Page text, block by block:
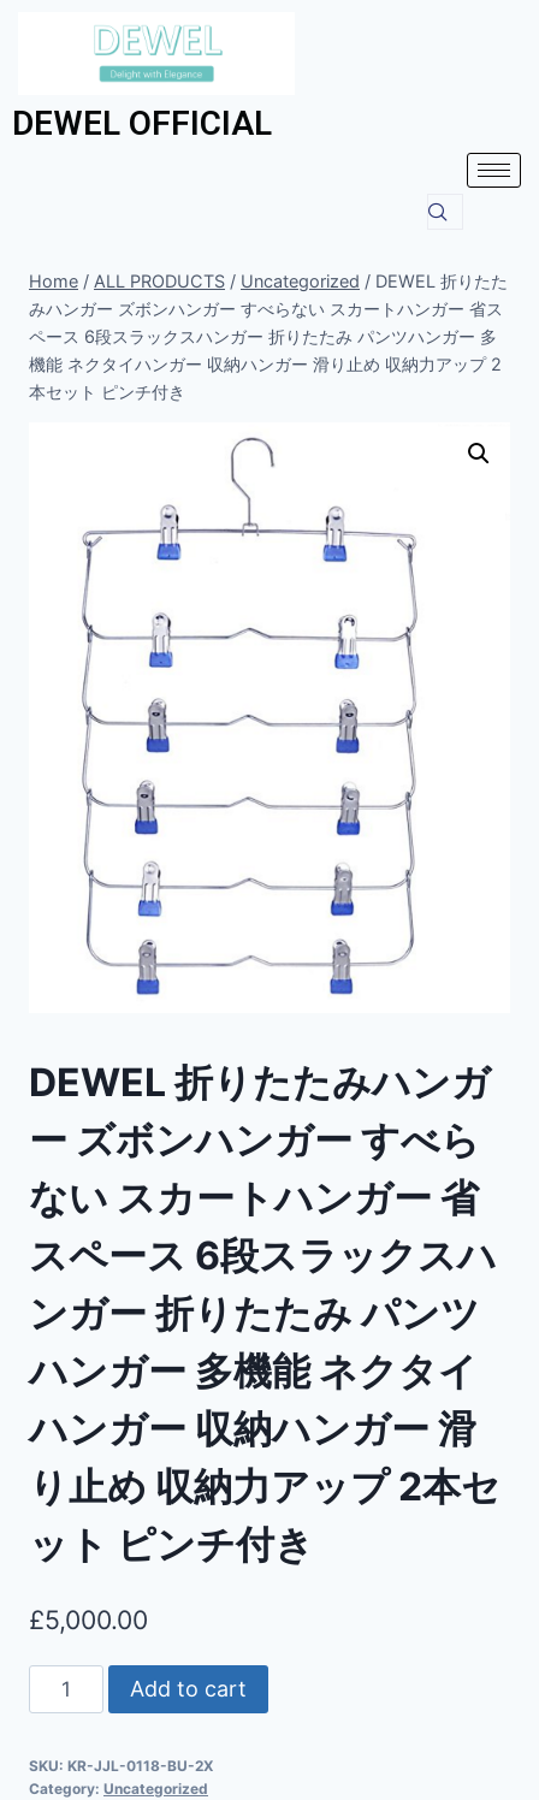
DEWEL OFFICIAL
Home / ALL PRODUCTS / Uncategorized / DEWEL 折りたた
みハンガー ズボンハンガー すべらない スカートハンガー 省ス
ペース 6段スラックスハンガー 折りたたみ パンツハンガー 多
機能 ネクタイハンガー 収納ハンガー 滑り止め 収納力アップ 2
本セット ピンチ付き
DEWEL 折りたたみハンガ
ー ズボンハンガー すべら
ない スカートハンガー 省
スペース 6段スラックスハ
ンガー 折りたたみ パンツ
ハンガー 多機能 ネクタイ
ハンガー 収納ハンガー 滑
り止め 収納力アップ 2本セ
ット ピンチ付き
£5,000.00
Add to cart
SKU: KR-JJL-0118-BU-2X
Category: Uncategorized